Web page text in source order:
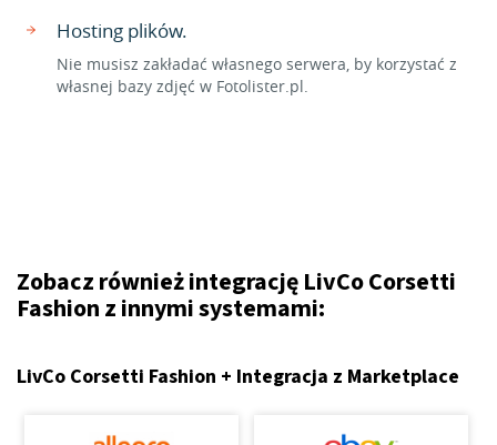
Hosting plików.
Nie musisz zakładać własnego serwera, by korzystać z
własnej bazy zdjęć w Fotolister.pl.
Zobacz również integrację LivCo Corsetti
Fashion z innymi systemami:
LivCo Corsetti Fashion + Integracja z Marketplace